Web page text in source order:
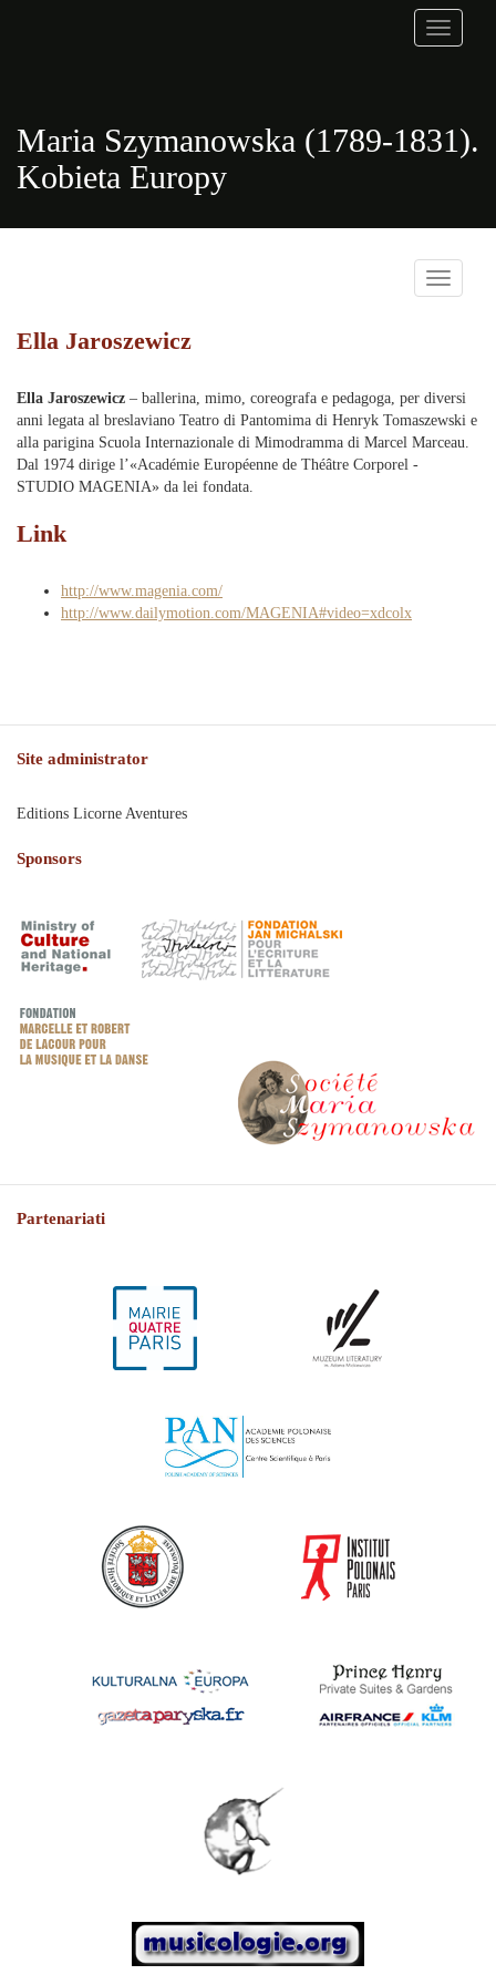
Toggle
Maria Szymanowska (1789-1831).
Kobieta Europy
Toggle
Ella Jaroszewicz
Ella Jaroszewicz – ballerina, mimo, coreografa e pedagoga, per diversi
anni legata al breslaviano Teatro di Pantomima di Henryk Tomaszewski e
alla parigina Scuola Internazionale di Mimodramma di Marcel Marceau.
Dal 1974 dirige l’«Académie Européenne de Théâtre Corporel -
STUDIO MAGENIA» da lei fondata.
Link
http://www.magenia.com/
http://www.dailymotion.com/MAGENIA#video=xdcolx
Site administrator
Editions Licorne Aventures
Sponsors
Partenariati